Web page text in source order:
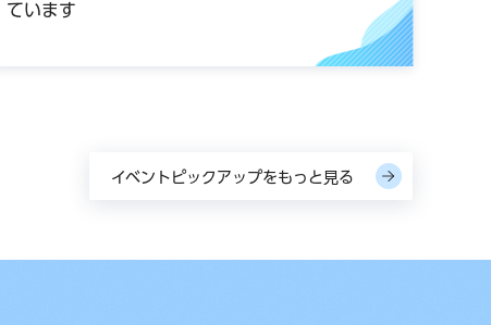
ています
イベントピックアップをもっと見る